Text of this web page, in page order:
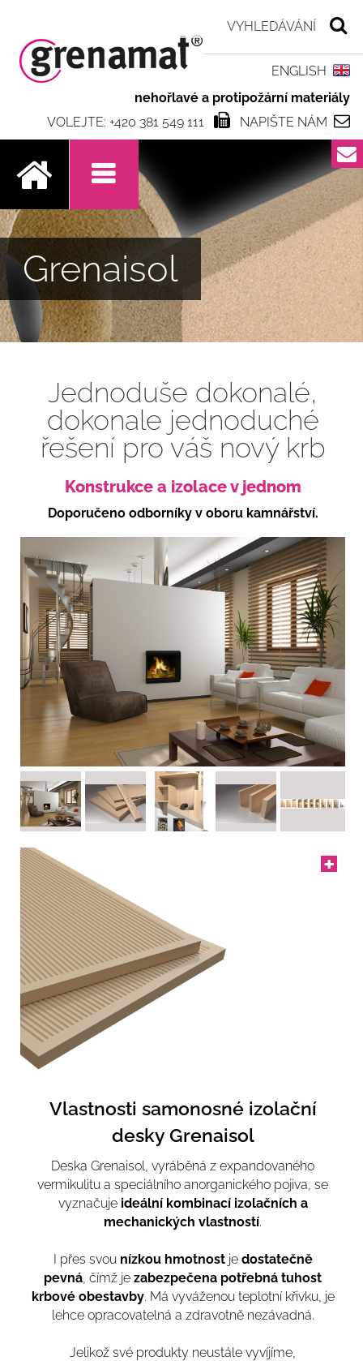
nehořlavé a protipožární materiály
NAPIŠTE NÁM
VOLEJTE: +420 381 549 111
ENGLISH
.
Grenaisol
Jednoduše dokonalé,
dokonale jednoduché
řešení pro váš nový krb
Konstrukce a izolace v jednom
Doporučeno odborníky v oboru kamnářství.
Vlastnosti samonosné izolační
desky Grenaisol
Deska Grenaisol, vyráběná z expandovaného
vermikulitu a speciálního anorganického pojiva, se
vyznačuje ideální kombinací izolačních a
mechanických vlastností.
I přes svou nízkou hmotnostje dostatečně
pevná, čímž je zabezpečena potřebná tuhost
krbové obestavby. Má vyváženou teplotní křivku, je
lehce opracovatelná a zdravotně nezávadná.
Jelikož své produkty neustále vyvíjíme,